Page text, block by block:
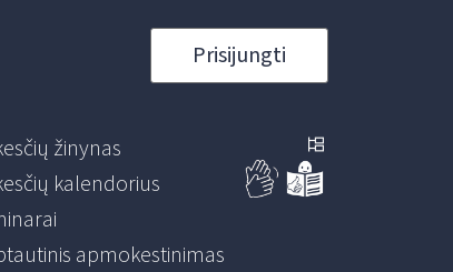
Prisijungti
žinynas
kalendorius
apmokestinimas